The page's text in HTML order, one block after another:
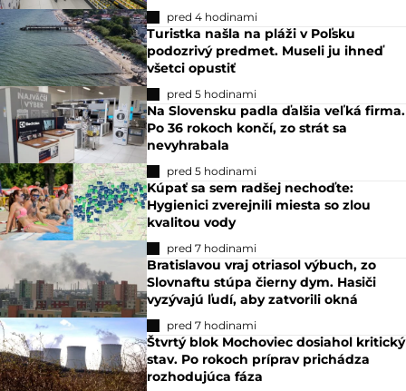
pred 4 hodinami
Turistka našla na pláži v Poľsku
podozrivý predmet. Museli ju ihneď
všetci opustiť
pred 5 hodinami
Na Slovensku padla ďalšia veľká firma.
Po 36 rokoch končí, zo strát sa
nevyhrabala
pred 5 hodinami
Kúpať sa sem radšej nechoďte:
Hygienici zverejnili miesta so zlou
kvalitou vody
pred 7 hodinami
Bratislavou vraj otriasol výbuch, zo
Slovnaftu stúpa čierny dym. Hasiči
vyzývajú ľudí, aby zatvorili okná
pred 7 hodinami
Štvrtý blok Mochoviec dosiahol kritický
stav. Po rokoch príprav prichádza
rozhodujúca fáza